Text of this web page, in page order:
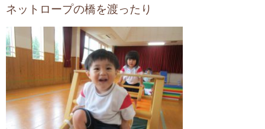
ネットロープの橋を渡ったり